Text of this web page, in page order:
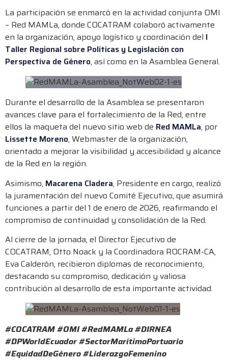
La participación se enmarcó en la actividad conjunta OMI
– Red MAMLa, donde COCATRAM colaboró activamente
en la organización, apoyo logístico y coordinación del I
Taller Regional sobre Políticas y Legislación con
Perspectiva de Género, así como en la Asamblea General.
Durante el desarrollo de la Asamblea se presentaron
avances clave para el fortalecimiento de la Red, entre
ellos la maqueta del nuevo sitio web de Red MAMLa, por
Lissette Moreno, Webmaster de la organización,
orientado a mejorar la visibilidad y accesibilidad y alcance
de la Red en la región.
Asimismo, Macarena Cladera, Presidente en cargo, realizó
la juramentación del nuevo Comité Ejecutivo, que asumirá
funciones a partir del 1 de enero de 2026, reafirmando el
compromiso de continuidad y consolidación de la Red.
Al cierre de la jornada, el Director Ejecutivo de
COCATRAM, Otto Noack y la Coordinadora ROCRAM-CA,
Eva Calderón, recibieron diplomas de reconocimiento,
destacando su compromiso, dedicación y valiosa
contribución al desarrollo de esta importante actividad.
#COCATRAM #OMI #RedMAMLa #DIRNEA
#DPWorldEcuador #SectorMarítimoPortuario
#EquidadDeGénero #LiderazgoFemenino